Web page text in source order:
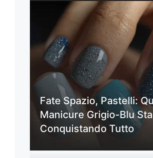
Fate Spazio, Pastelli:
Manicure Grigio-Blu Sta
Conquistando Tutto